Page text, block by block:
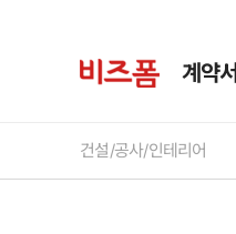
계약서
건설/공사/인테리어